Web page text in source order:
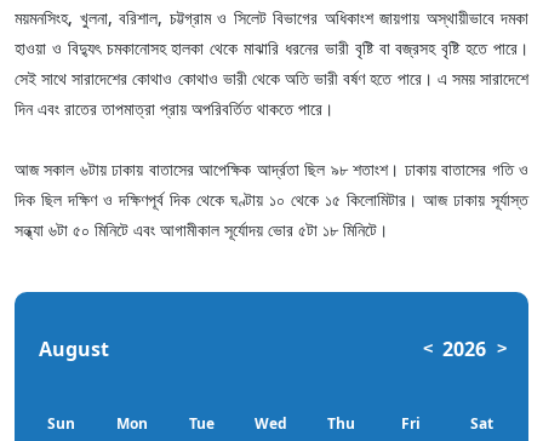
ময়মনসিংহ, খুলনা, বরিশাল, চট্টগ্রাম ও সিলেট বিভাগের অধিকাংশ জায়গায় অস্থায়ীভাবে দমকা
হাওয়া ও বিদ্যুৎ চমকানোসহ হালকা থেকে মাঝারি ধরনের ভারী বৃষ্টি বা বজ্রসহ বৃষ্টি হতে পারে।
সেই সাথে সারাদেশের কোথাও কোথাও ভারী থেকে অতি ভারী বর্ষণ হতে পারে। এ সময় সারাদেশে
দিন এবং রাতের তাপমাত্রা প্রায় অপরিবর্তিত থাকতে পারে।
আজ সকাল ৬টায় ঢাকায় বাতাসের আপেক্ষিক আর্দ্রতা ছিল ৯৮ শতাংশ। ঢাকায় বাতাসের গতি ও
দিক ছিল দক্ষিণ ও দক্ষিণপূর্ব দিক থেকে ঘণ্টায় ১০ থেকে ১৫ কিলোমিটার। আজ ঢাকায় সূর্যাস্ত
সন্ধ্যা ৬টা ৫০ মিনিটে এবং আগামীকাল সূর্যোদয় ভোর ৫টা ১৮ মিনিটে।
August < 2026 >
Sun Mon Tue Wed Thu Fri Sat